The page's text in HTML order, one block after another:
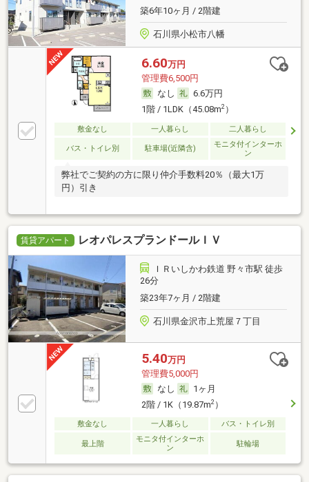
築6年10ヶ月 / 2階建
石川県小松市八幡
6.60万円
管理費6,500円
なし
6.6万円
1階 / 1LDK（45.08m2）
敷金なし 一人暮らし 二人暮らし
バス・トイレ別 駐車場(近隣含)
モニタ付インターホ
ン
弊社でご契約の方に限り仲介手数料20％（最大1万
円）引き
賃貸アパート レオパレスプランドールＩＶ
ＩＲいしかわ鉄道 野々市駅 徒歩
26分
築23年7ヶ月 / 2階建
石川県金沢市上荒屋７丁目
5.40万円
管理費5,000円
なし
1ヶ月
2階 / 1K（19.87m2）
敷金なし 一人暮らし バス・トイレ別
最上階
モニタ付インターホ
ン
駐輪場